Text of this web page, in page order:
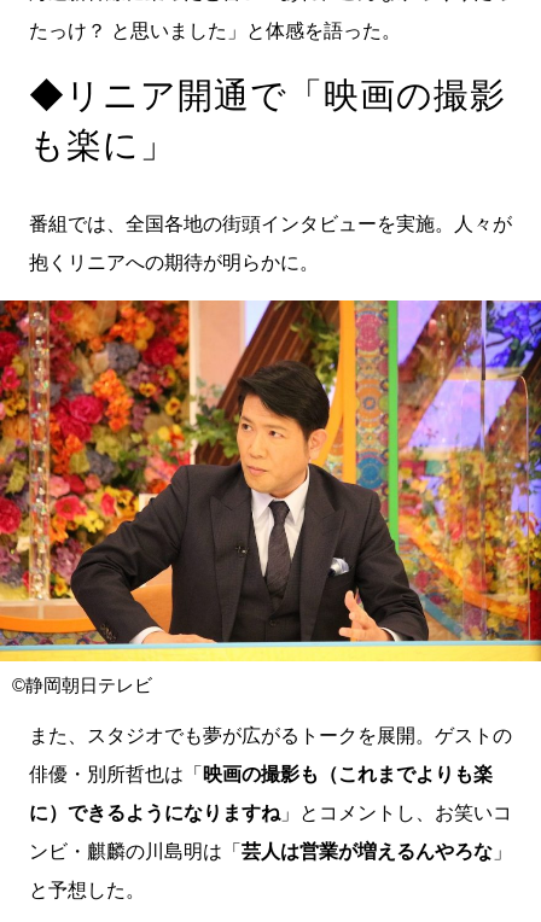
たっけ？ と思いました」と体感を語った。
◆リニア開通で「映画の撮影
も楽に」
番組では、全国各地の街頭インタビューを実施。人々が
抱くリニアへの期待が明らかに。
©静岡朝日テレビ
また、スタジオでも夢が広がるトークを展開。ゲストの
俳優・別所哲也は「 映画の撮影も（これまでよりも楽
に）できるようになりますね」とコメントし、お笑いコ
ンビ・麒麟の川島明は「 芸人は営業が増えるんやろな」
と予想した。